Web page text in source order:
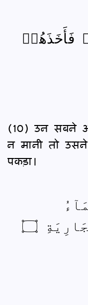
فَأَخَذَهُمۡ
(10) उन सबने
न मानी तो
पकड़ा।
حَمَلۡنَٰكُمۡ فِي ٱلۡجَارِيَةِ ۝